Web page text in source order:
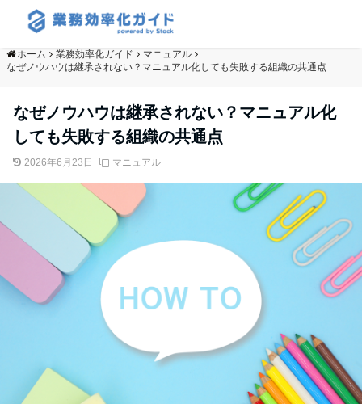
ホーム 業務効率化ガイド
マニュアル
なぜノウハウは継承されない？マニュアル化しても失敗する組織の共通点
なぜノウハウは継承されない？マニュアル化
しても失敗する組織の共通点
2026年6月23日 マニュアル